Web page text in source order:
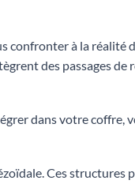
confronter à la réalité
des passages de
dans votre coffre,
Ces structures